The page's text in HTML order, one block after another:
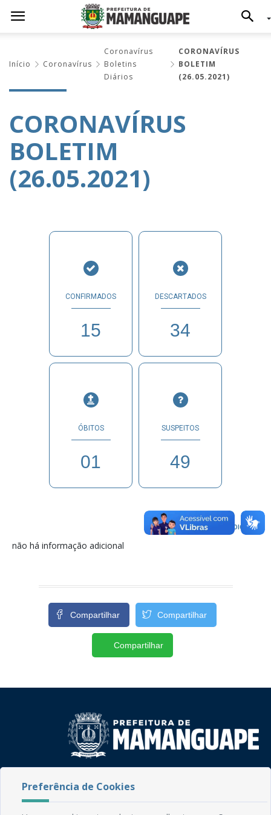
Início Coronavírus
Coronavírus
Boletins
Diários
CORONAVÍRUS
BOLETIM
(26.05.2021)
CORONAVÍRUS
BOLETIM
(26.05.2021)
CONFIRMADOS
15
DESCARTADOS
34
ÓBITOS
01
SUSPEITOS
49
INFORMAÇÕES ADICIONAIS
não há informação adicional
Compartilhar Compartilhar
Compartilhar
CEP: 58.280-000 - Mamanguape/PB
Fone: (83) 3292-2246
Preferência de Cookies